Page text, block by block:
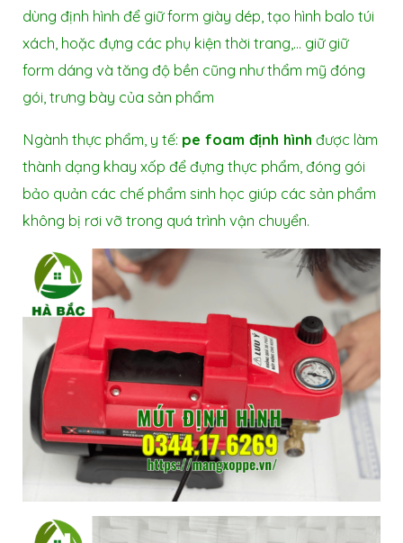
dùng định hình để giữ form giày dép, tạo hình balo túi
xách, hoặc đựng các phụ kiện thời trang,… giữ giữ
form dáng và tăng độ bền cũng như thẩm mỹ đóng
gói, trưng bày của sản phẩm
Ngành thực phẩm, y tế: pe foam định hình được làm
thành dạng khay xốp để đựng thực phẩm, đóng gói
bảo quản các chế phẩm sinh học giúp các sản phẩm
không bị rơi vỡ trong quá trình vận chuyển.